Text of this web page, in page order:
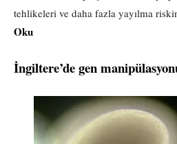
tehlikeleri ve daha fazla yayılma
Oku
İngiltere’de gen